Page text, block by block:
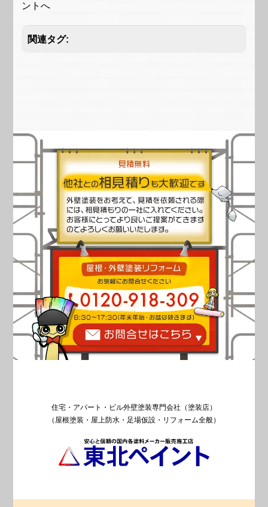
ントへ
関連タグ:
住宅・アパート・ビル外壁塗装専門会社（塗装店）
（屋根塗装・屋上防水・足場仮設・リフォーム全般）